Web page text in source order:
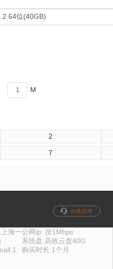
M
2
7
海一公网ip: 按1Mbps
系统盘:高效云盘40G
购买时长:1个月
在线咨询
册 400电话